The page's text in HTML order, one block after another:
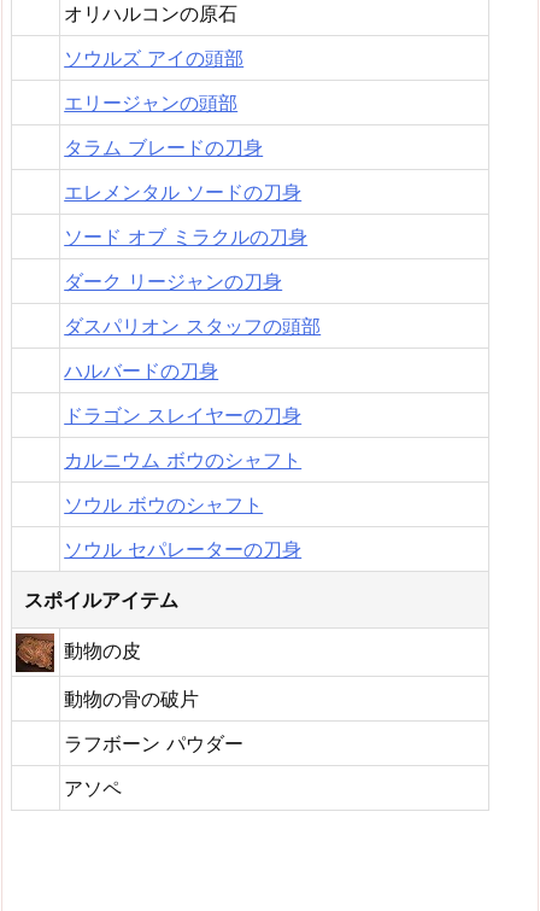
オリハルコンの原石
ソウルズ アイの頭部
エリージャンの頭部
タラム ブレードの刀身
エレメンタル ソードの刀身
ソード オブ ミラクルの刀身
ダーク リージャンの刀身
ダスパリオン スタッフの頭部
ハルバードの刀身
ドラゴン スレイヤーの刀身
カルニウム ボウのシャフト
ソウル ボウのシャフト
ソウル セパレーターの刀身
スポイルアイテム
動物の皮
動物の骨の破片
ラフボーン パウダー
アソペ